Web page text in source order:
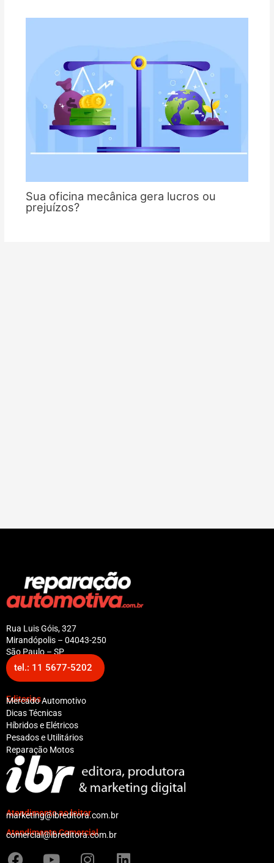
Sua oficina mecânica gera lucros ou
prejuízos?
Rua Luis Góis, 327
Mirandópolis – 04043-250
São Paulo – SP
tel.: 11 5677-5202
Editorias
Mercado Automotivo
Dicas Técnicas
Híbridos e Elétricos
Pesados e Utilitários
Reparação Motos
Atendimento ao leitor
marketing@ibreditora.com.br
Atendimento Comercial
comercial@ibreditora.com.br
F
Y
I
L